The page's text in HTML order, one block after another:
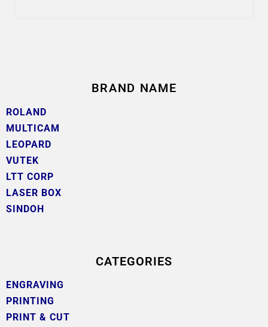
BRAND NAME
ROLAND
MULTICAM
LEOPARD
VUTEK
LTT CORP
LASER BOX
SINDOH
CATEGORIES
ENGRAVING
PRINTING
PRINT & CUT